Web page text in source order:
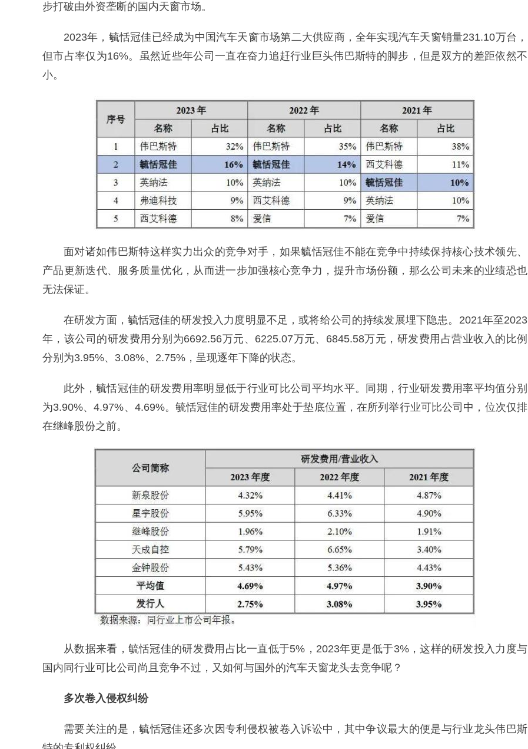
步打破由外资垄断的国内天窗市场。
2023年，毓恬冠佳已经成为中国汽车天窗市场第二大供应商，全年实现汽车天窗销量231.10万台，
但市占率仅为16%。虽然近些年公司一直在奋力追赶行业巨头伟巴斯特的脚步，但是双方的差距依然不
小。
面对诸如伟巴斯特这样实力出众的竞争对手，如果毓恬冠佳不能在竞争中持续保持核心技术领先、
产品更新迭代、服务质量优化，从而进一步加强核心竞争力，提升市场份额，那么公司未来的业绩恐也
无法保证。
在研发方面，毓恬冠佳的研发投入力度明显不足，或将给公司的持续发展埋下隐患。2021年至2023
年，该公司的研发费用分别为6692.56万元、6225.07万元、6845.58万元，研发费用占营业收入的比例
分别为3.95%、3.08%、2.75%，呈现逐年下降的状态。
此外，毓恬冠佳的研发费用率明显低于行业可比公司平均水平。同期，行业研发费用率平均值分别
为3.90%、4.97%、4.69%。毓恬冠佳的研发费用率处于垫底位置，在所列举行业可比公司中，位次仅排
在继峰股份之前。
从数据来看，毓恬冠佳的研发费用占比一直低于5%，2023年更是低于3%，这样的研发投入力度与
国内同行业可比公司尚且竞争不过，又如何与国外的汽车天窗龙头去竞争呢？
多次卷入侵权纠纷
需要关注的是，毓恬冠佳还多次因专利侵权被卷入诉讼中，其中争议最大的便是与行业龙头伟巴斯